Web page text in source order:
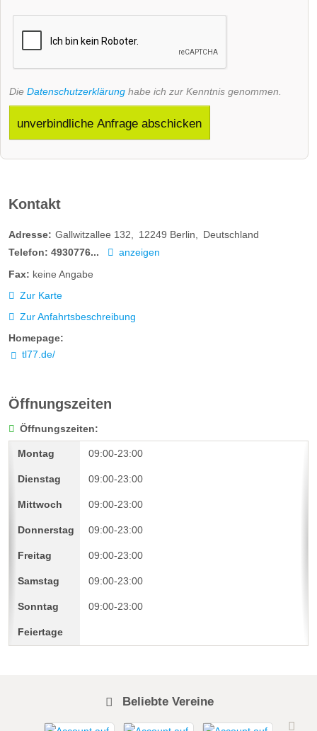
Die Datenschutzerklärung habe ich zur Kenntnis genommen.
unverbindliche Anfrage abschicken
Kontakt
Adresse: Gallwitzallee 132 12249 Berlin
Deutschland
Telefon: 4930776...
anzeigen
Fax: keine Angabe
Zur Karte
Zur Anfahrtsbeschreibung
Homepage:
tl77.de/
Öffnungszeiten
Öffnungszeiten:
09:00-23:00
09:00-23:00
09:00-23:00
09:00-23:00
09:00-23:00
09:00-23:00
09:00-23:00
Beliebte Vereine